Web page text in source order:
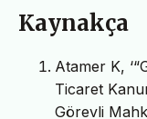
Kaynakça
Atamer K,
Ticaret
Görevli